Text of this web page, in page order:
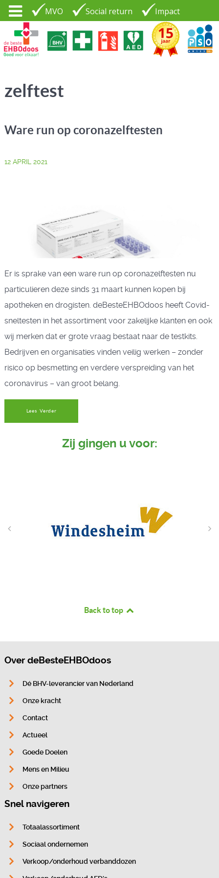
MVO Social return Impact
PSO30+
Tel. 035 - 7370265
zelftest
Ware run op coronazelftesten
12 APRIL 2021
Er is sprake van een ware run op coronazelftesten nu
particulieren deze sinds 31 maart kunnen kopen bij
apotheken en drogisten. deBesteEHBOdoos heeft Covid-
sneltesten in het assortiment voor zakelijke klanten en ook
wij merken dat er grote vraag bestaat naar de testkits.
Bedrijven en organisaties vinden veilig werken – zonder
risico op besmetting en verdere verspreiding van het
coronavirus – van groot belang.
Lees Verder
Zij gingen u voor:
Back to top
Over deBesteEHBOdoos
Dé BHV-leverancier van Nederland
Onze kracht
Contact
Actueel
Goede Doelen
Mens en Milieu
Onze partners
Snel navigeren
Totaalassortiment
Sociaal ondernemen
Verkoop/onderhoud verbanddozen